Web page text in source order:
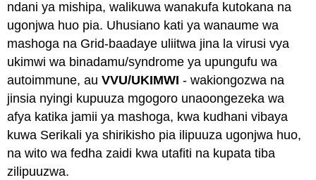
ndani ya mishipa, walikuwa wanakufa kutokana na
ugonjwa huo pia. Uhusiano kati ya wanaume wa
mashoga na Grid-baadaye uliitwa jina la virusi vya
ukimwi wa binadamu/syndrome ya upungufu wa
autoimmune, auVVU/UKIMWI - wakiongozwa na
jinsia nyingi kupuuza mgogoro unaoongezeka wa
afya katika jamii ya mashoga, kwa kudhani vibaya
kuwa Serikali ya shirikisho pia ilipuuza ugonjwa huo,
na wito wa fedha zaidi kwa utafiti na kupata tiba
zilipuuzwa.